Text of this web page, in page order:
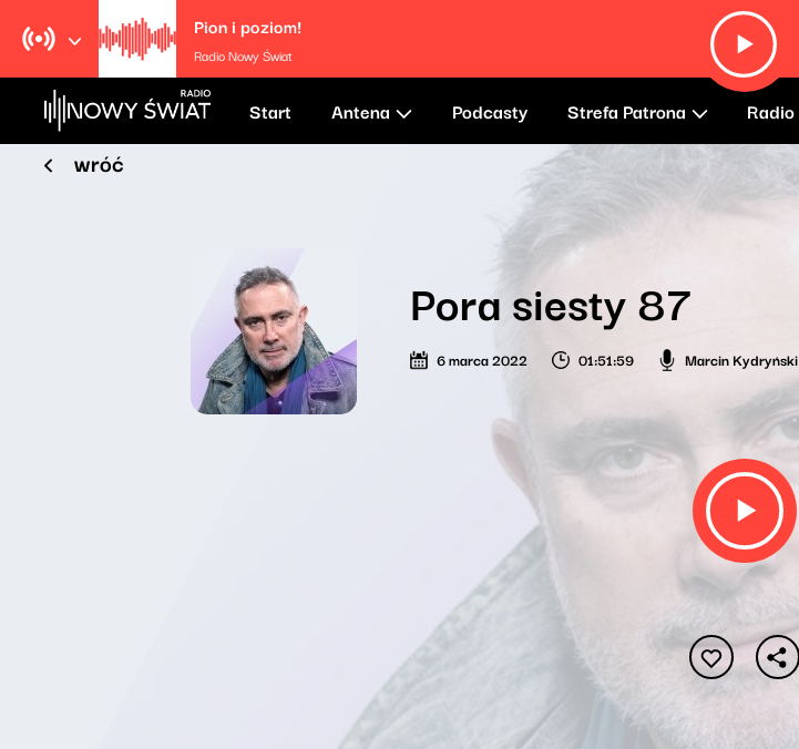
Pion i poziom!
Radio Nowy Świat
Start Antena Podcasty Strefa Patrona Radio
wróć
Pora siesty 87
6 marca 2022 01:51:59 Marcin Kydryński